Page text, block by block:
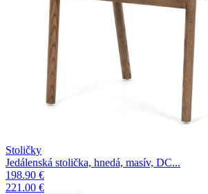
Stoličky
Jedálenská stolička, hnedá, masív, DC...
198.90 €
221.00 €